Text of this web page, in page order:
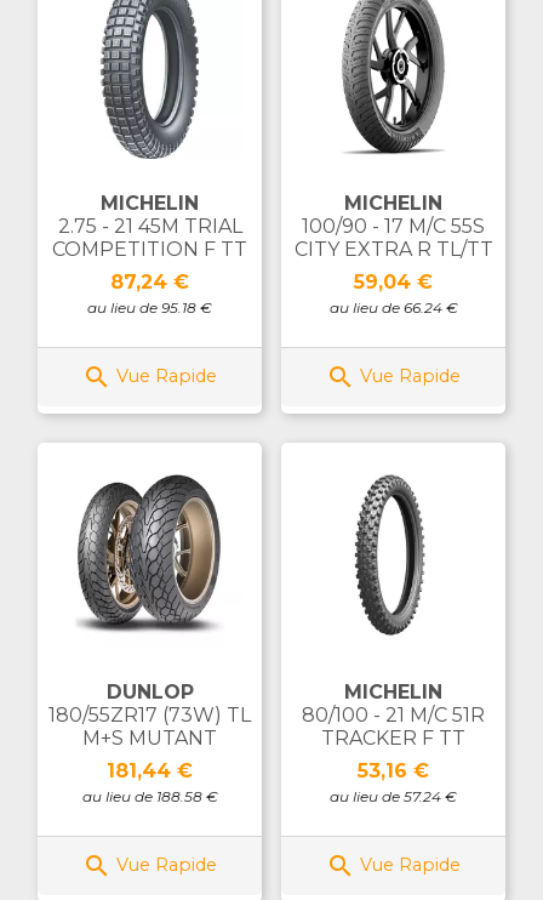
MICHELIN
2.75 - 21 45M TRIAL
COMPETITION F TT
Prix
87,24 €
au lieu de 95.18 €
 Vue Rapide
MICHELIN
100/90 - 17 M/C 55S
CITY EXTRA R TL/TT
Prix
59,04 €
au lieu de 66.24 €
 Vue Rapide
DUNLOP
180/55ZR17 (73W) TL
M+S MUTANT
Prix
181,44 €
au lieu de 188.58 €
 Vue Rapide
MICHELIN
80/100 - 21 M/C 51R
TRACKER F TT
Prix
53,16 €
au lieu de 57.24 €
 Vue Rapide